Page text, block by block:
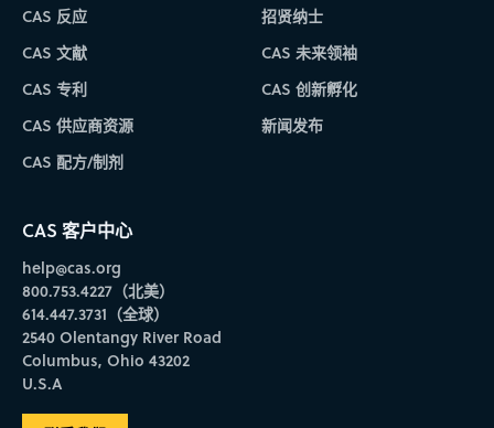
CAS 反应
CAS 文献
CAS 专利
CAS 供应商资源
CAS 配方/制剂
招贤纳士
CAS 未来领袖
CAS 创新孵化
新闻发布
CAS 客户中心
help@cas.org
800.753.4227（北美）
614.447.3731（全球）
2540 Olentangy River Road
Columbus, Ohio 43202
U.S.A